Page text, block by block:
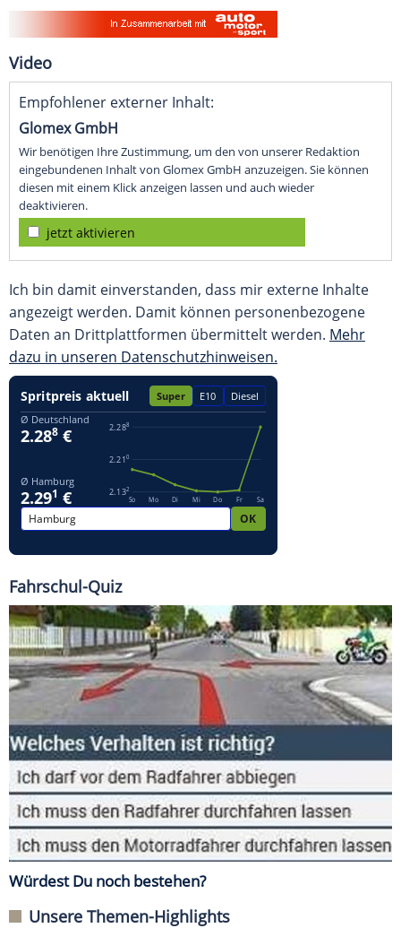
Video
Empfohlener externer Inhalt:
Glomex GmbH
Wir benötigen Ihre Zustimmung, um den von unserer Redaktion
eingebundenen Inhalt von Glomex GmbH anzuzeigen. Sie können
diesen mit einem Klick anzeigen lassen und auch wieder
deaktivieren.
jetzt aktivieren
Ich bin damit einverstanden, dass mir externe Inhalte
angezeigt werden. Damit können personenbezogene
Daten an Drittplattformen übermittelt werden. Mehr
dazu in unseren Datenschutzhinweisen.
Fahrschul-Quiz
Würdest Du noch bestehen?
Unsere Themen-Highlights